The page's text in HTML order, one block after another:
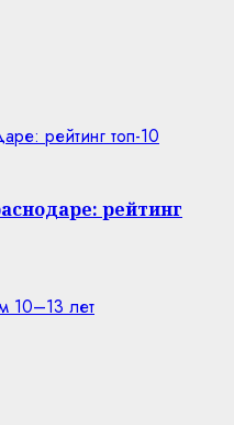
рейтинг топ-10
рейтинг
10–13 лет